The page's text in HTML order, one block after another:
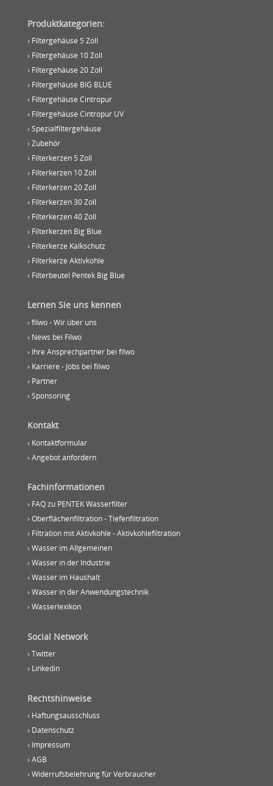
Produktkategorien:
› Filtergehäuse 5 Zoll
› Filtergehäuse 10 Zoll
› Filtergehäuse 20 Zoll
› Filtergehäuse BIG BLUE
› Filtergehäuse Cintropur
› Filtergehäuse Cintropur UV
› Spezialfiltergehäuse
› Zubehör
› Filterkerzen 5 Zoll
› Filterkerzen 10 Zoll
› Filterkerzen 20 Zoll
› Filterkerzen 30 Zoll
› Filterkerzen 40 Zoll
› Filterkerzen Big Blue
› Filterkerze Kalkschutz
› Filterkerze Aktivkohle
› Filterbeutel Pentek Big Blue
Lernen Sie uns kennen
› filwo - Wir über uns
› News bei Filwo
› Ihre Ansprechpartner bei filwo
› Karriere - Jobs bei filwo
› Partner
› Sponsoring
Kontakt
› Kontaktformular
› Angebot anfordern
Fachinformationen
› FAQ zu PENTEK Wasserfilter
› Oberflächenfiltration - Tiefenfiltration
› Filtration mit Aktivkohle - Aktivkohlefiltration
› Wasser im Allgemeinen
› Wasser in der Industrie
› Wasser im Haushalt
› Wasser in der Anwendungstechnik
› Wasserlexikon
Social Network
› Twitter
› Linkedin
Rechtshinweise
› Haftungsausschluss
› Datenschutz
› Impressum
› AGB
› Widerrufsbelehrung für Verbraucher